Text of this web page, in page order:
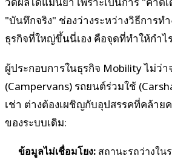
"บันทึกจริง" ช่องว่างระหว่างวิธีการ
ธุรกิจที่ใหญ่ขึ้นนี่เอง คือจุดที่ทำให้กำไ
ผู้ประกอบการในธุรกิจ Mobility ไม่ว่า
(Campervans) รถยนต์ร่วมใช้
เช่า ต่างต้องเผชิญกับอุปสรรคที่คล้าย
ของระบบเดิม:
ข้อมูลไม่เชื่อมโยง: สถานะรถว่างใน